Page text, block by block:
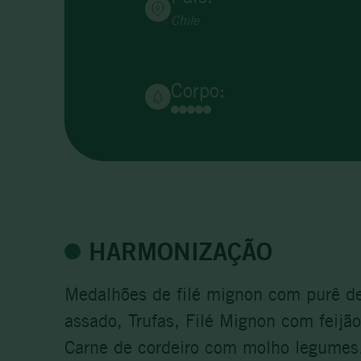
Chile
Corpo:
HARMONIZAÇÃO
Medalhões de filé mignon com purê
assado, Trufas, Filé Mignon com
Carne de cordeiro com molho legumes.